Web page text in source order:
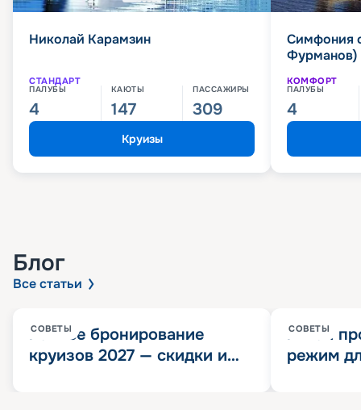
Николай Карамзин
СТАНДАРТ
ПАЛУБЫ
4
КАЮТЫ
147
ПАССАЖИРЫ
309
Круизы
Симфония
Фурманов)
КОМФОРТ
ПАЛУБЫ
4
Блог
Все статьи
СОВЕТЫ
Раннее бронирование
круизов 2027 — скидки и
СОВЕТЫ
Китай
режим